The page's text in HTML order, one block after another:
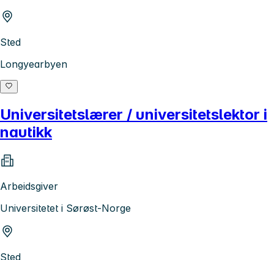
Sted
Longyearbyen
Universitetslærer / universitetslektor i
nautikk
Arbeidsgiver
Universitetet i Sørøst-Norge
Sted